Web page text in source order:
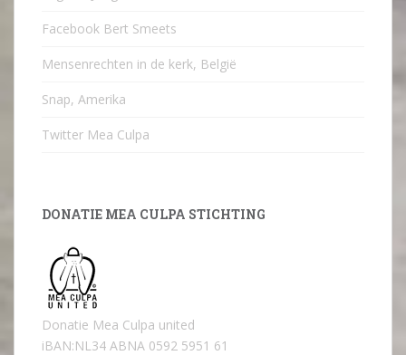
Facebook Bert Smeets
Mensenrechten in de kerk, België
Snap, Amerika
Twitter Mea Culpa
DONATIE MEA CULPA STICHTING
Donatie Mea Culpa united
iBAN:NL34 ABNA 0592 5951 61